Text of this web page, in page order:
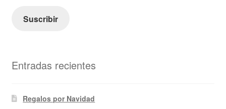
electrónico
Suscribir
Entradas recientes
Regalos por Navidad